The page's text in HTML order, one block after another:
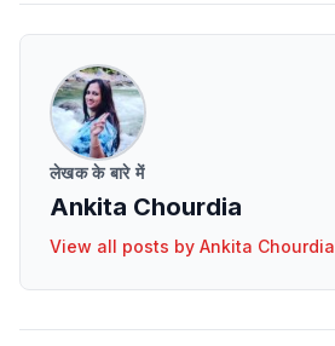
लेखक के बारे में
Ankita Chourdia
View all posts by Ankita Chourdia